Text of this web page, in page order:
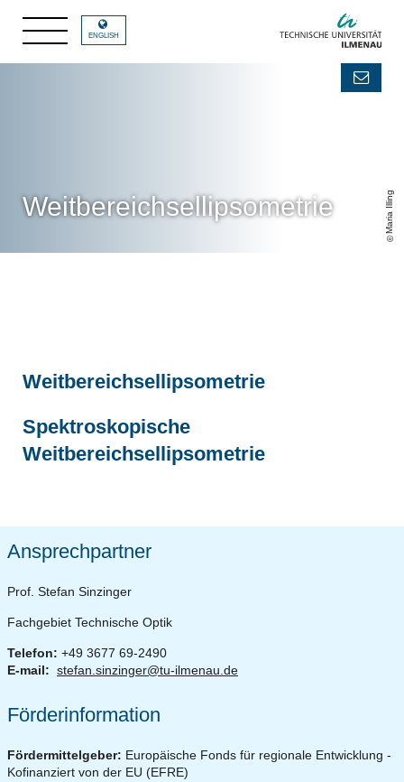
Maria Illing
ENGLISH
Weitbereichsellipsometrie
Weitbereichsellipsometrie
Spektroskopische
Weitbereichsellipsometrie
Ansprechpartner
Prof. Stefan Sinzinger
Fachgebiet Technische Optik
Telefon: +49 3677 69-2490
E-mail: stefan.sinzinger@tu-ilmenau.de
Förderinformation
Fördermittelgeber: Europäische Fonds für regionale Entwicklung -
Kofinanziert von der EU (EFRE)